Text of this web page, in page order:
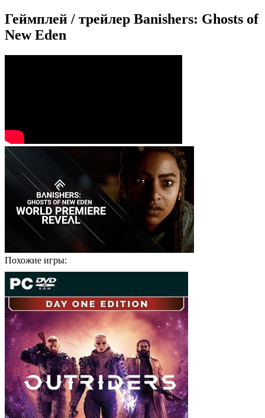
Геймплей / трейлер Banishers: Ghosts of
New Eden
Похожие игры: